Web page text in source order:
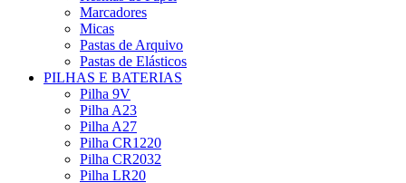
Marcadores
Micas
Pastas de Arquivo
Pastas de Elásticos
PILHAS E BATERIAS
Pilha 9V
Pilha A23
Pilha A27
Pilha CR1220
Pilha CR2032
Pilha LR20